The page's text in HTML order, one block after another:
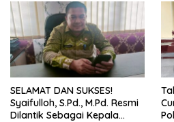
SELAMAT DAN SUKSES!
Syaifulloh, S.Pd., M.Pd. Resmi
Dilantik Sebagai Kepala